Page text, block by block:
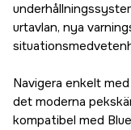
urtavlan, nya
Navigera enkelt
det moderna
kompatibel med